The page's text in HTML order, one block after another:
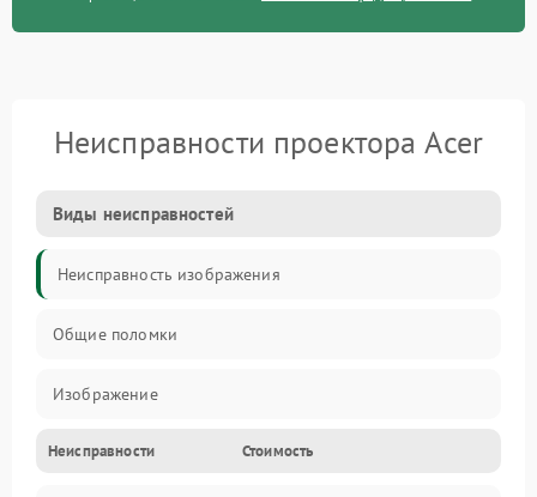
Неисправности проектора Acer
Виды неисправностей
Неисправность изображения
Общие поломки
Изображение
Лампа подсветки
Неисправности Стоимость